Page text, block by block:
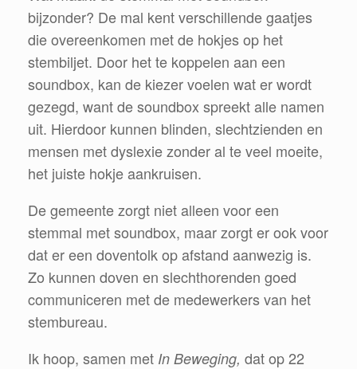
bijzonder? De mal kent verschillende gaatjes
die overeenkomen met de hokjes op het
stembiljet. Door het te koppelen aan een
soundbox, kan de kiezer voelen wat er wordt
gezegd, want de soundbox spreekt alle namen
uit. Hierdoor kunnen blinden, slechtzienden en
mensen met dyslexie zonder al te veel moeite,
het juiste hokje aankruisen.
De gemeente zorgt niet alleen voor een
stemmal met soundbox, maar zorgt er ook voor
dat er een doventolk op afstand aanwezig is.
Zo kunnen doven en slechthorenden goed
communiceren met de medewerkers van het
stembureau.
Ik hoop, samen met In Beweging, dat op 22